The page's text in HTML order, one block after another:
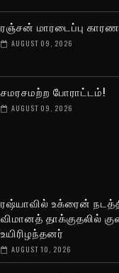
ரஞ்சன் மாரடைப்பு
AUGUST 09, 2026
சமரசமற்ற போராட்டம்!
AUGUST 09, 2026
ரஷ்யாவில் உக்ரைன்
விமானத் தாக்குதலில்
உயிரிழந்தனர்
AUGUST 10, 2026